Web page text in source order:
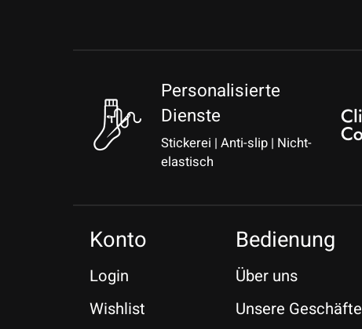
Personalisierte
Dienste
Stickerei | Anti-slip | Nicht-
elastisch
Konto
Login
Wishlist
Bedienung
Über uns
Unsere Geschäfte